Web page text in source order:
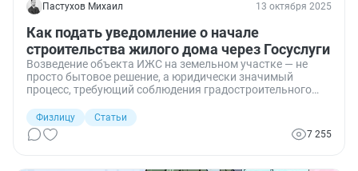
Пастухов Михаил 13 октября 2025
Как подать уведомление о начале
строительства жилого дома через Госуслуги
Возведение объекта ИЖС на земельном участке — не
просто бытовое решение, а юридически значимый
процесс, требующий соблюдения градостроительного
который часто упускают из виду, является подача
уведомления о начале строительства. Многие полагают,
что эта обязанность касается лишь коммерческих
Физлицу
Статьи
7 255